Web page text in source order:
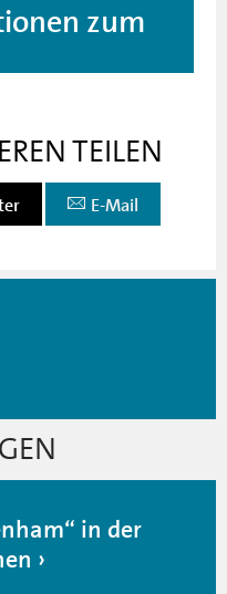
zum
TEILEN
E-Mail
in der